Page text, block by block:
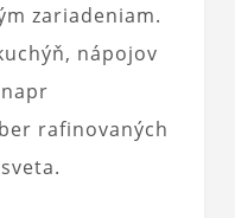
zariadeniam.
nápojov
rafinovaných